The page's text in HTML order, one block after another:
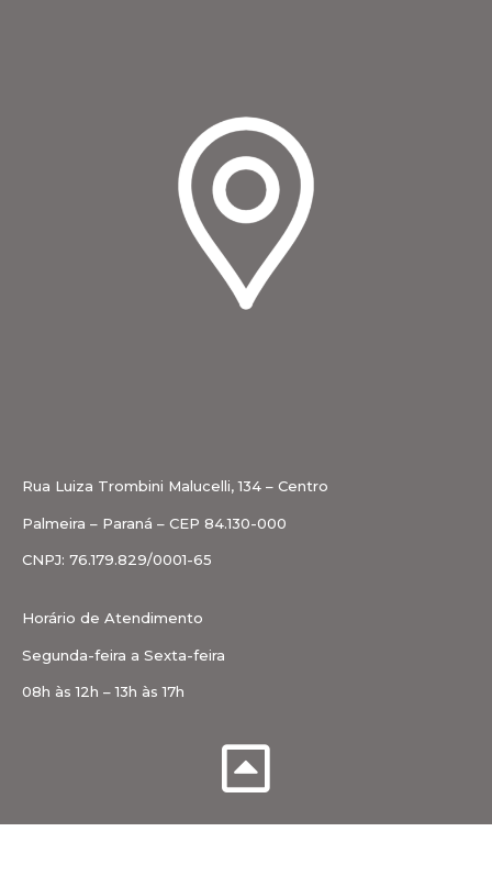
Rua Luiza Trombini Malucelli, 134 – Centro
Palmeira – Paraná – CEP 84.130-000
CNPJ: 76.179.829/0001-65
Horário de Atendimento
Segunda-feira a Sexta-feira
08h às 12h – 13h às 17h